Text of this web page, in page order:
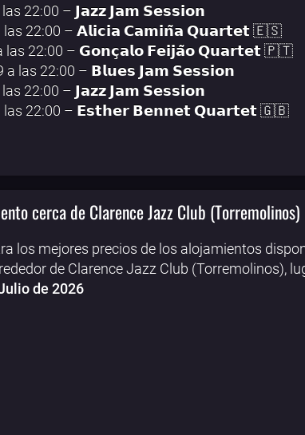
22:00 – 𝗝𝗮𝘇𝘇 𝗝𝗮𝗺 𝗦𝗲𝘀𝘀𝗶𝗼𝗻
las 22:00 – 𝗔𝗹𝗶𝗰𝗶𝗮 𝗖𝗮𝗺𝗶𝗻̃𝗮 𝗤𝘂𝗮𝗿𝘁𝗲𝘁 🇪🇸
las 22:00 – 𝗚𝗼𝗻𝗰̧𝗮𝗹𝗼 𝗙𝗲𝗶𝗷𝗮̃𝗼 𝗤𝘂𝗮𝗿𝘁𝗲𝘁 🇵🇹
a las 22:00 – 𝗕𝗹𝘂𝗲𝘀 𝗝𝗮𝗺 𝗦𝗲𝘀𝘀𝗶𝗼𝗻
22:00 – 𝗝𝗮𝘇𝘇 𝗝𝗮𝗺 𝗦𝗲𝘀𝘀𝗶𝗼𝗻
las 22:00 – 𝗘𝘀𝘁𝗵𝗲𝗿 𝗕𝗲𝗻𝗻𝗲𝘁 𝗤𝘂𝗮𝗿𝘁𝗲𝘁 🇬🇧
cerca de Clarence Jazz Club (Torremolinos)
los mejores precios de los alojamientos
de Clarence Jazz Club (Torremolinos),
de 2026